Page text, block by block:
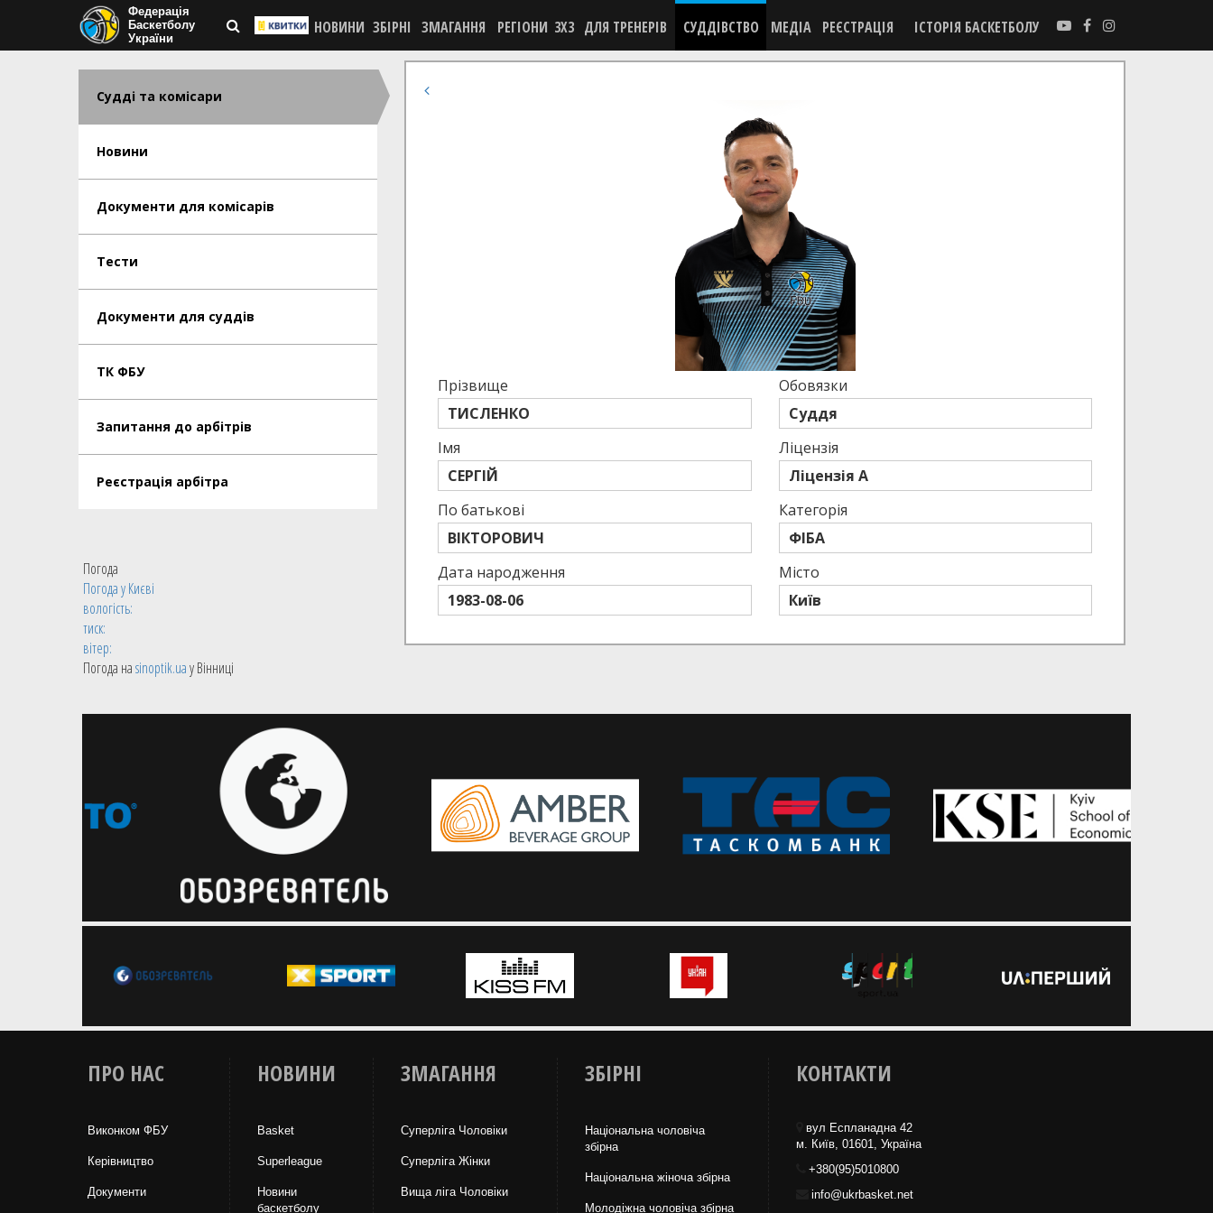
Федерація
Баскетболу
України
НОВИНИ ЗБІРНІ ЗМАГАННЯ РЕГІОНИ 3X3 ДЛЯ ТРЕНЕРІВ СУДДІВСТВО МЕДІА РЕЄСТРАЦІЯ ІСТОРІЯ БАСКЕТБОЛУ
Судді та комісари
Новини
Документи для комісарів
Тести
Документи для суддів
ТК ФБУ
Запитання до арбітрів
Реєстрація арбітра
Погода
Погода уКиєві
вологість:
тиск:
вітер:
Погода наsinoptik.uaу Вінниці
Прізвище
ТИСЛЕНКО
Імя
СЕРГІЙ
По батькові
ВІКТОРОВИЧ
Дата народження
1983-08-06
Обовязки
Суддя
Ліцензія
Ліцензія A
Категорія
ФІБА
Місто
Київ
ПРО НАС
Виконком ФБУ
Керівництво
Документи
НОВИНИ
Basket
Superleague
Новини
баскетболу
ЗМАГАННЯ
Суперліга Чоловіки
Суперліга Жінки
Вища лiга Чоловіки
ЗБІРНІ
Національна чоловіча
збірна
Національна жiноча збірна
Молодіжна чоловіча збірна
КОНТАКТИ
вул Еспланадна 42
м. Київ, 01601, Україна
+380(95)5010800
info@ukrbasket.net